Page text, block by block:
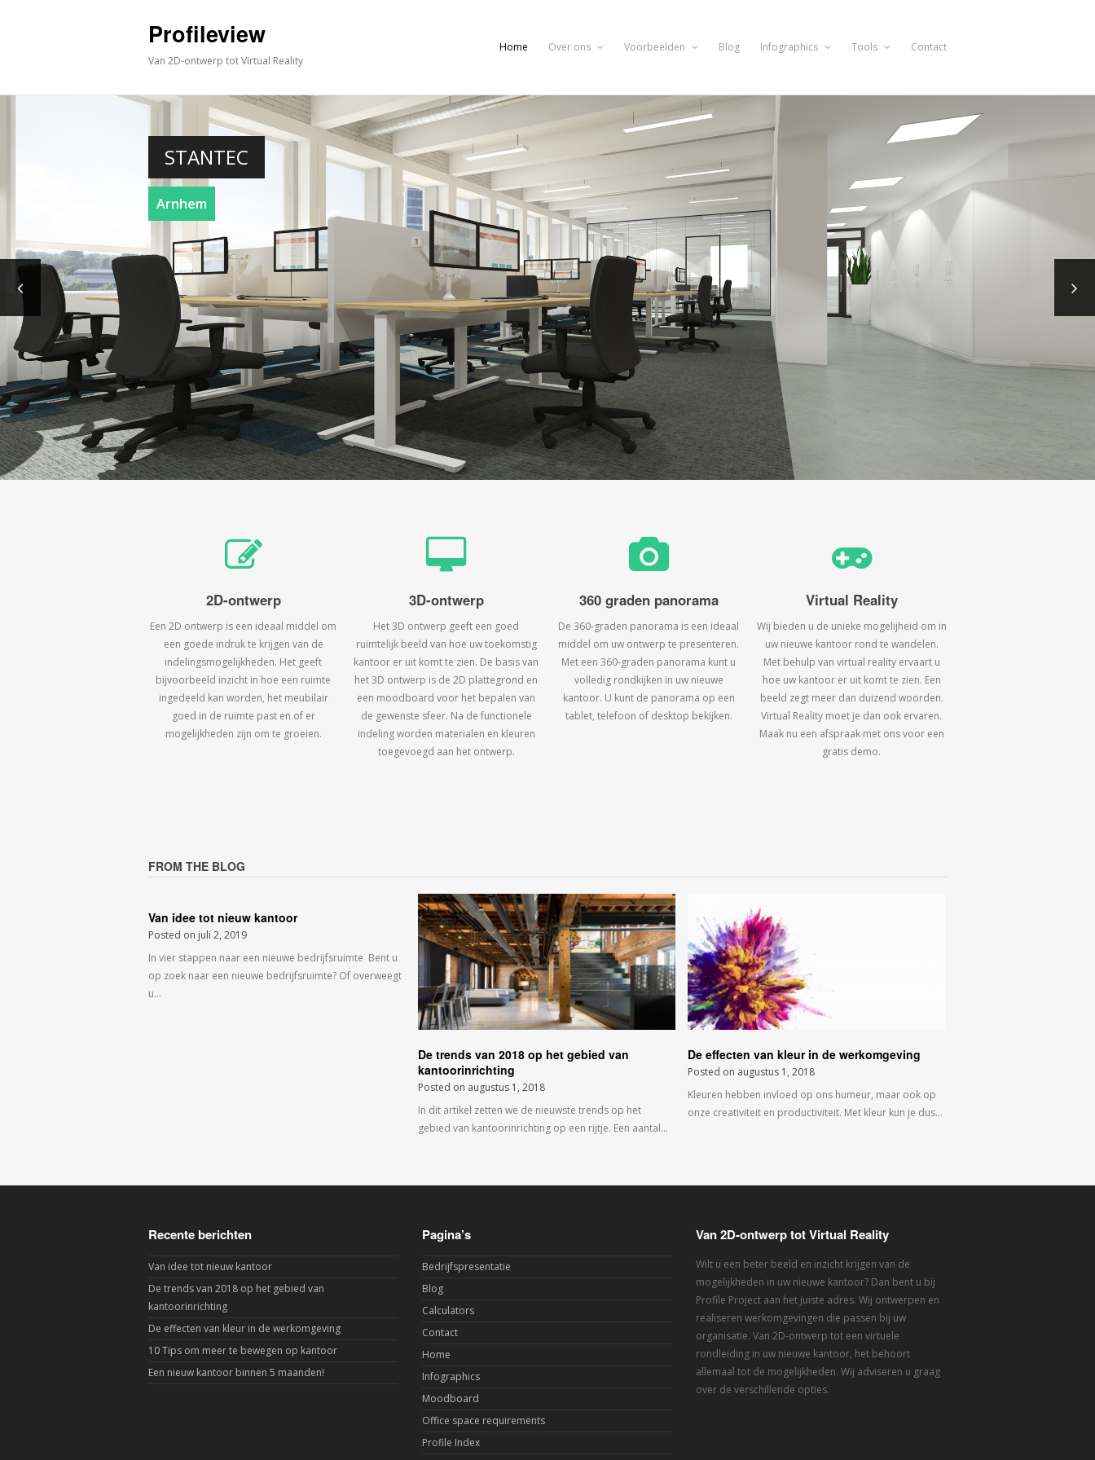
Profileview
Van 2D-ontwerp tot Virtual Reality
Home Over ons Voorbeelden Blog Infographics Tools Contact
STANTEC
Arnhem
2D-ontwerp
Een 2D ontwerp is een ideaal middel om
een goede indruk te krijgen van de
indelingsmogelijkheden. Het geeft
bijvoorbeeld inzicht in hoe een ruimte
ingedeeld kan worden, het meubilair
goed in de ruimte past en of er
mogelijkheden zijn om te groeien.
3D-ontwerp
Het 3D ontwerp geeft een goed
ruimtelijk beeld van hoe uw toekomstig
kantoor er uit komt te zien. De basis van
het 3D ontwerp is de 2D plattegrond en
een moodboard voor het bepalen van
de gewenste sfeer. Na de functionele
indeling worden materialen en kleuren
toegevoegd aan het ontwerp.
360 graden panorama
De 360-graden panorama is een ideaal
middel om uw ontwerp te presenteren.
Met een 360-graden panorama kunt u
volledig rondkijken in uw nieuwe
kantoor. U kunt de panorama op een
tablet, telefoon of desktop bekijken.
Virtual Reality
Wij bieden u de unieke mogelijheid om in
uw nieuwe kantoor rond te wandelen.
Met behulp van virtual reality ervaart u
hoe uw kantoor er uit komt te zien. Een
beeld zegt meer dan duizend woorden.
Virtual Reality moet je dan ook ervaren.
Maak nu een afspraak met ons voor een
gratis demo.
FROM THE BLOG
Van idee tot nieuw kantoor
Posted on juli 2, 2019
In vier stappen naar een nieuwe bedrijfsruimte Bent u
op zoek naar een nieuwe bedrijfsruimte? Of overweegt
u…
De trends van 2018 op het gebied van
kantoorinrichting
Posted on augustus 1, 2018
In dit artikel zetten we de nieuwste trends op het
gebied van kantoorinrichting op een rijtje. Een aantal…
De effecten van kleur in de werkomgeving
Posted on augustus 1, 2018
Kleuren hebben invloed op ons humeur, maar ook op
onze creativiteit en productiviteit. Met kleur kun je dus…
Recente berichten
Van idee tot nieuw kantoor
De trends van 2018 op het gebied van
kantoorinrichting
De effecten van kleur in de werkomgeving
10 Tips om meer te bewegen op kantoor
Een nieuw kantoor binnen 5 maanden!
Pagina’s
Bedrijfspresentatie
Blog
Calculators
Contact
Home
Infographics
Moodboard
Office space requirements
Profile Index
Van 2D-ontwerp tot Virtual Reality
Wilt u een beter beeld en inzicht krijgen van de
mogelijkheden in uw nieuwe kantoor? Dan bent u bij
Profile Project aan het juiste adres. Wij ontwerpen en
realiseren werkomgevingen die passen bij uw
organisatie. Van 2D-ontwerp tot een virtuele
rondleiding in uw nieuwe kantoor, het behoort
allemaal tot de mogelijkheden. Wij adviseren u graag
over de verschillende opties.